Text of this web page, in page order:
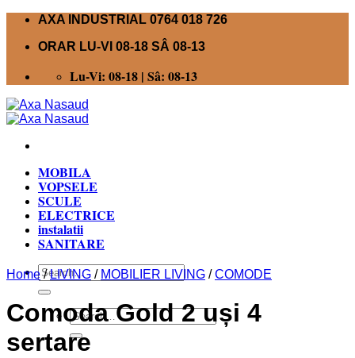
Skip
content
AXA INDUSTRIAL 0764 018 726
ORAR LU-VI 08-18 SÂ 08-13
Lu-Vi: 08-18 | Sâ: 08-13
MOBILA
VOPSELE
SCULE
ELECTRICE
instalatii
SANITARE
Search
for:
Search
for:
Home / LIVING / MOBILIER LIVING / COMODE
Comoda Gold 2 uși 4
sertare